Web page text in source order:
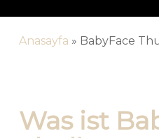
Anasayfa » BabyFace
Was ist